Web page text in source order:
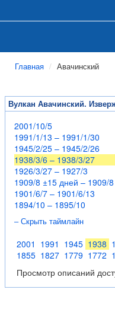
Главная Авачинский
Вулкан Авачинский.
2001/10/5
1991/1/13 – 1991/1/30
1945/2/25 – 1945/2/26
1938/3/6 – 1938/3/27
1926/3/27 – 1927/3
1909/8 ±15 дней – 1909/8
1901/6/7 – 1901/6/13
1894/10 – 1895/10
– Скрыть таймлайн
2001 1991 1945 1938
1855 1827 1779 1772
Просмотр описаний